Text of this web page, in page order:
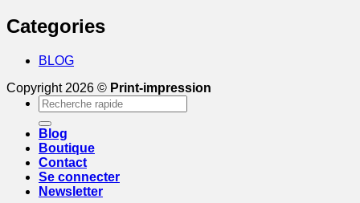
Categories
BLOG
Copyright 2026 © Print-impression
Recherche
pour :
Blog
Boutique
Contact
Se connecter
Newsletter